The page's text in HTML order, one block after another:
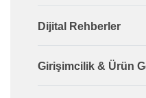
Dijital Rehberler
Girişimcilik & Ürün